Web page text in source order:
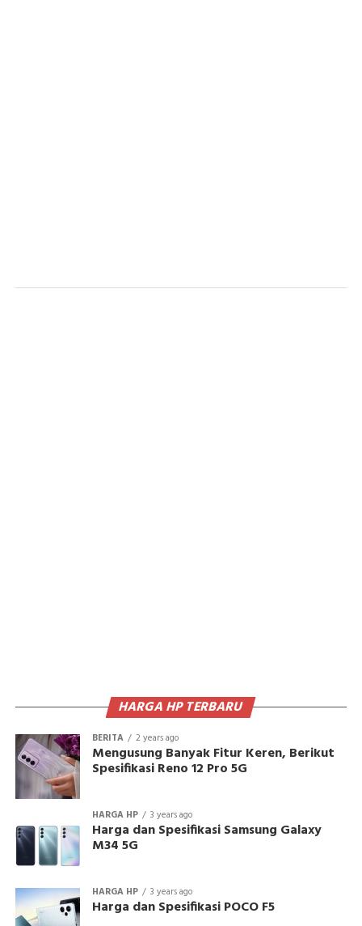
HARGA HP TERBARU
BERITA 2 years ago
Mengusung Banyak Fitur Keren, Berikut
Spesifikasi Reno 12 Pro 5G
HARGA HP 3 years ago
Harga dan Spesifikasi Samsung Galaxy
M34 5G
HARGA HP 3 years ago
Harga dan Spesifikasi POCO F5